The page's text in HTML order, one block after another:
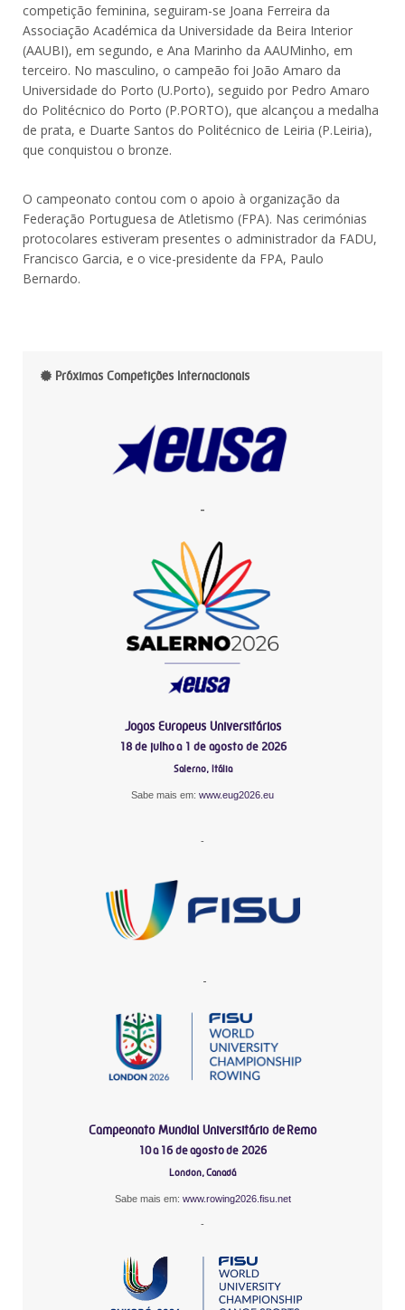
competição feminina, seguiram-se Joana Ferreira da
Associação Académica da Universidade da Beira Interior
(AAUBI), em segundo, e Ana Marinho da AAUMinho, em
terceiro. No masculino, o campeão foi João Amaro da
Universidade do Porto (U.Porto), seguido por Pedro Amaro
do Politécnico do Porto (P.PORTO), que alcançou a medalha
de prata, e Duarte Santos do Politécnico de Leiria (P.Leiria),
que conquistou o bronze.
O campeonato contou com o apoio à organização da
Federação Portuguesa de Atletismo (FPA). Nas cerimónias
protocolares estiveram presentes o administrador da FADU,
Francisco Garcia, e o vice-presidente da FPA, Paulo
Bernardo.
Próximas Competições Internacionais
-
Jogos Europeus Universitários
18 de julho a 1 de agosto de 2026
Salerno, Itália
Sabe mais em: www.eug2026.eu
-
-
Campeonato Mundial Universitário de Remo
10 a 16 de agosto de 2026
London, Canadá
Sabe mais em: www.rowing2026.fisu.net
-